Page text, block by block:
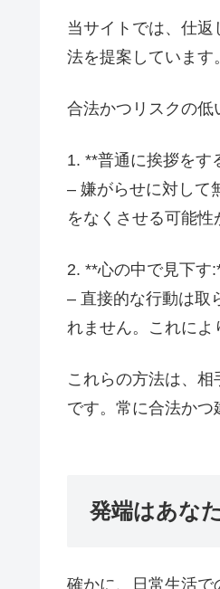
当サイトでは、仕
法を提案しています。
合法かつリスクの低
1. **普通に挨拶をす
– 嫌がらせに対して
をなくさせる可能性
2. **心の中で見下す
– 直接的な行動は取
れません。これによ
これらの方法は、
です。常に合法かつ
発端はあな
確かに、日常生活で